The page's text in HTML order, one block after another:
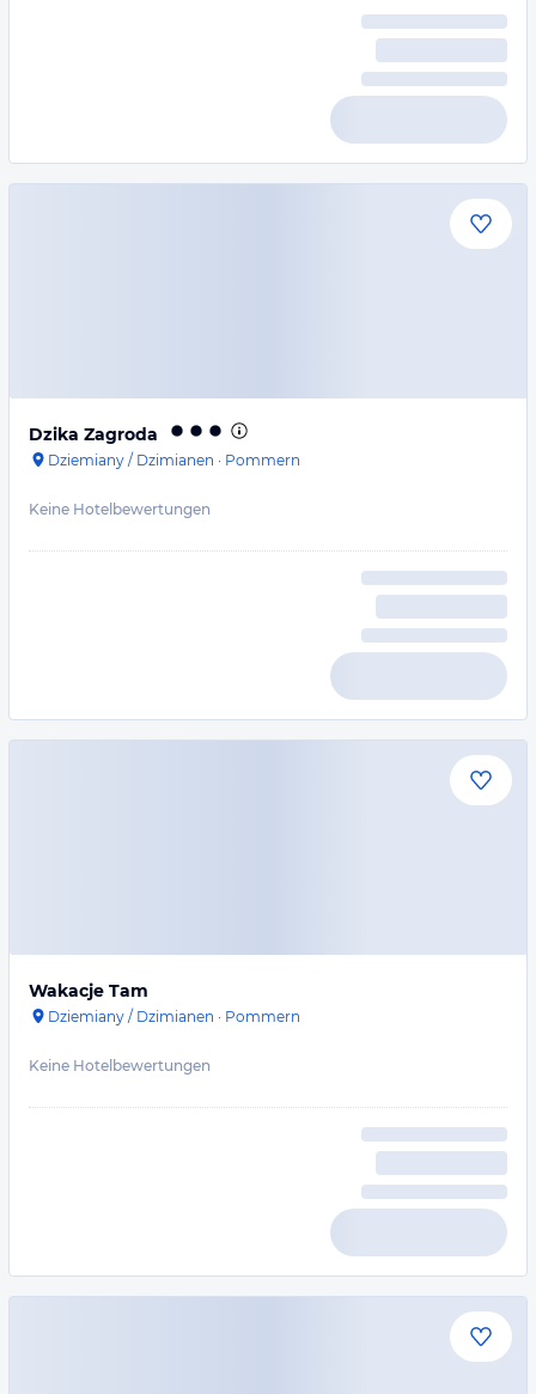
Dzika Zagroda
Dziemiany / Dzimianen · Pommern
Keine Hotelbewertungen
Wakacje Tam
Dziemiany / Dzimianen · Pommern
Keine Hotelbewertungen